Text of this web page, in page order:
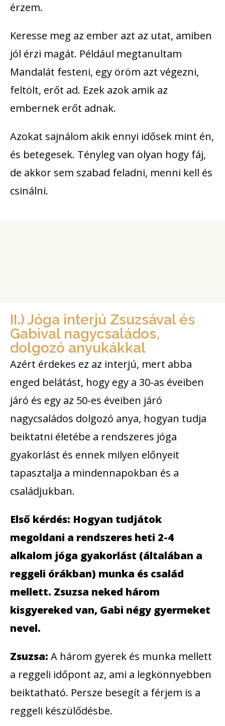
érzem.
Keresse meg az ember azt az utat, amiben
jól érzi magát. Például megtanultam
Mandalát festeni, egy öröm azt végezni,
feltölt, erőt ad. Ezek azok amik az
embernek erőt adnak.
Azokat sajnálom akik ennyi idősek mint én,
és betegesek. Tényleg van olyan hogy fáj,
de akkor sem szabad feladni, menni kell és
csinálni.
II.) Jóga interjú Zsuzsával és
Gabival nagycsaládos,
dolgozó anyukákkal
Azért érdekes ez az interjú, mert abba
enged belátást, hogy egy a 30-as éveiben
járó és egy az 50-es éveiben járó
nagycsaládos dolgozó anya, hogyan tudja
beiktatni életébe a rendszeres jóga
gyakorlást és ennek milyen előnyeit
tapasztalja a mindennapokban és a
családjukban.
Első kérdés: Hogyan tudjátok
megoldani a rendszeres heti 2-4
alkalom jóga gyakorlást (általában a
reggeli órákban) munka és család
mellett. Zsuzsa neked három
kisgyereked van, Gabi négy gyermeket
nevel.
Zsuzsa: A három gyerek és munka mellett
a reggeli időpont az, ami a legkönnyebben
beiktatható. Persze besegít a férjem is a
reggeli készülődésbe.